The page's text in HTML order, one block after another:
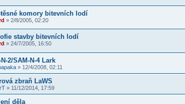
komory bitevních lodí
» 2/8/2005, 02:20
stavby bitevních lodí
» 24/7/2005, 16:50
2/SAM-N-4 Lark
» 12/4/2008, 02:11
zbraň LaWS
» 11/12/2014, 17:59
děla